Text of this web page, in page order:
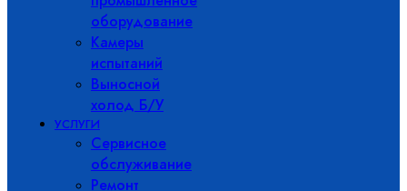
оборудование
Камеры
испытаний
Выносной
холод Б/У
УСЛУГИ
Сервисное
обслуживание
Ремонт